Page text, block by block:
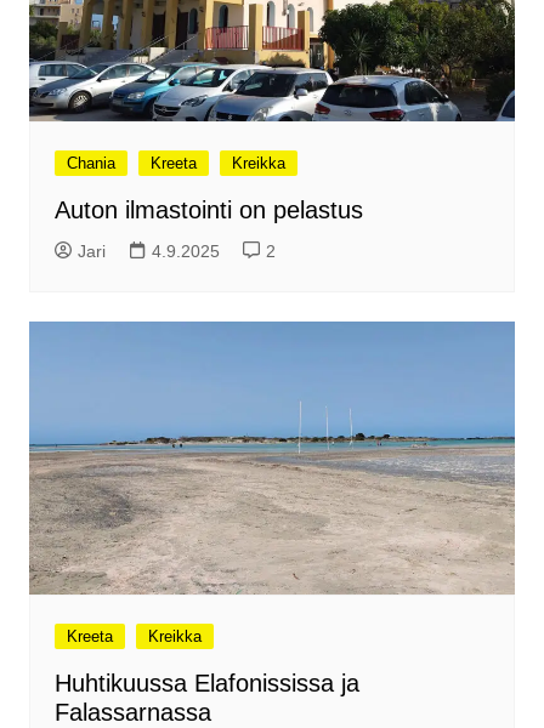
Chania Kreeta Kreikka
Auton ilmastointi on pelastus
Jari 4.9.2025 2
Kreeta Kreikka
Huhtikuussa Elafonississa ja
Falassarnassa